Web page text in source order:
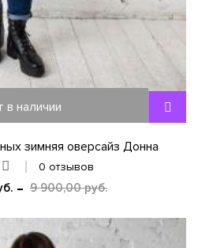
в наличии
зимняя оверсайз Донна
0 отзывов
9 900,00 руб.